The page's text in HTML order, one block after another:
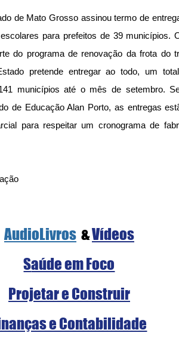
de Mato Grosso assinou termo de
para prefeitos de 39 municípios.
do programa de renovação da frota do
pretende entregar ao todo, um
municípios até o mês de setembro.
de Educação Alan Porto, as entregas
para respeitar um cronograma de
AudioLivros
  &
Vídeos
Saúde em Foco
Projetar e Construir
e Contabilidade